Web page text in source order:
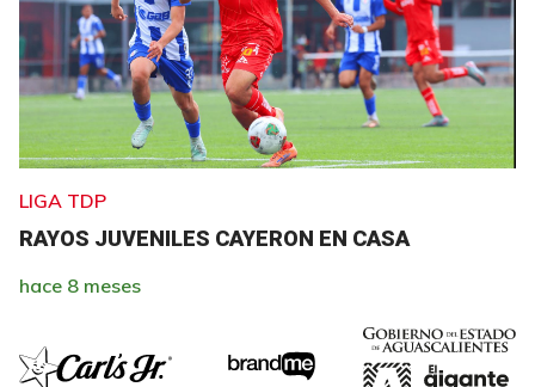
LIGA TDP
RAYOS JUVENILES CAYERON EN CASA
hace 8 meses